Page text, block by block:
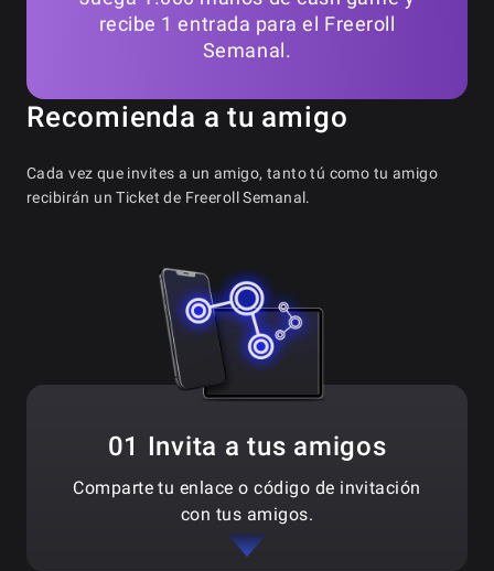
recibe 1 entrada para el Freeroll
Semanal.
Recomienda a tu amigo
Cada vez que invites a un amigo, tanto tú como tu amigo
recibirán un Ticket de Freeroll Semanal.
01 Invita a tus amigos
Comparte tu enlace o código de invitación
con tus amigos.